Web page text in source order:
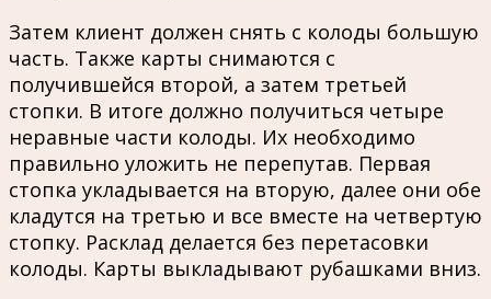
Затем клиент должен снять с колоды большую
часть. Также карты снимаются с
получившейся второй, а затем третьей
стопки. В итоге должно получиться четыре
неравные части колоды. Их необходимо
правильно уложить не перепутав. Первая
стопка укладывается на вторую, далее они обе
кладутся на третью и все вместе на четвертую
стопку. Расклад делается без перетасовки
колоды. Карты выкладывают рубашками вниз.